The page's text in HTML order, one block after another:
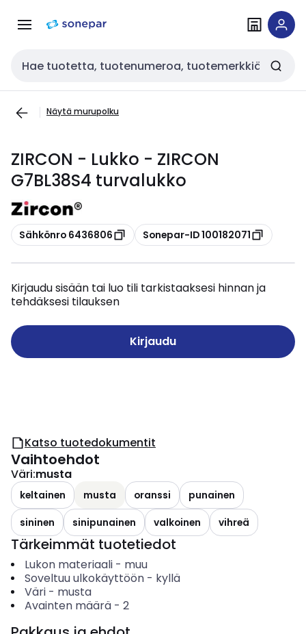
navigointiinsisältöön
Haku
Näytä murupolku
ZIRCON - Lukko - ZIRCON
G7BL38S4 turvalukko
Kopioi
Sähkönro 6436806 Kopioi
Sonepar-ID 100182071
Kirjaudu sisään tai luo tili tarkistaaksesi hinnan ja
tehdäksesi tilauksen
Kirjaudu
Katso tuotedokumentit
Vaihtoehdot
Väri:musta
keltainen musta oranssi
punainen
sininen
sinipunainen valkoinen vihreä
Tärkeimmät tuotetiedot
Lukon materiaali- muu
Soveltuu ulkokäyttöön- kyllä
Väri- musta
Avainten määrä- 2